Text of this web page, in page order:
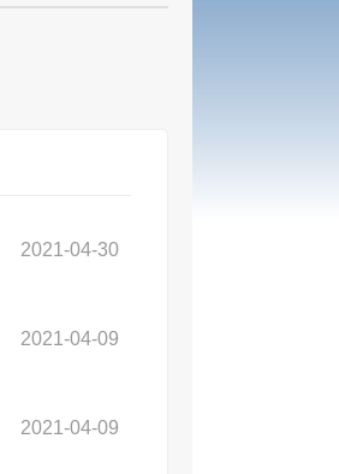
2021-04-30
2021-04-09
2021-04-09